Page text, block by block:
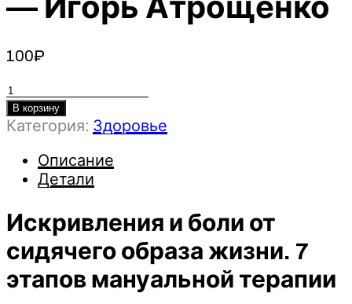
— Игорь Атрощенко
100₽
Количество
товара
Искривления
боли
образа
жизни.
7
этапов
В корзину
Категория: Здоровье
Описание
Детали
Искривления и боли от
сидячего образа жизни. 7
этапов мануальной терапии